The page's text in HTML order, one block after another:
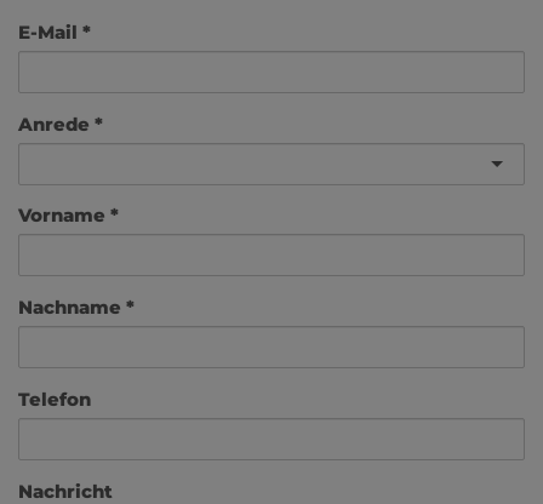
E-Mail
Anrede
Vorname
Nachname
Telefon
Nachricht